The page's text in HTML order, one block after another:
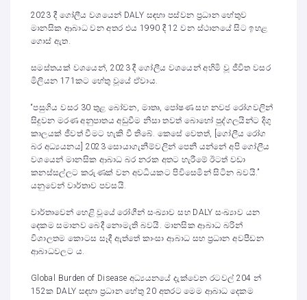
2023 දී ගෝලීය වශයෙන් DALY සඳහා පස්වන ප්‍රධාන හේතුව
මානසික ආබාධ වන අතර එය 1990 දී 12 වන ස්ථානයේ සිට ඉහළ
ගොස් ඇත.
සමස්තයක් වශයෙන්, 2023 දී ගෝලීය වශයෙන් අහිමි වූ ජීවිත වසර
මිලියන 171කට හේතු වූයේ ඒවාය.
“පසුගිය වසර 30 තුළ බෝවන, මාතෘ, පෝෂණ සහ නවජ රෝගවලින්
සිදුවන මරණ අනුපාතය අඩුවීම නිසා තවත් බොහෝ පුද්ගලයින්ට දිගු
කාලයක් ජීවත් වීමට හැකි වී තිබේ. කෙසේ වෙතත්, [ගෝලීය රෝග
බර අධ්‍යයනය] 2023 සොයාගැනීම්වලින් පෙනී යන්නේ අපි ගෝලීය
වශයෙන් මානසික ආබාධ බර නරක අතට හැරීමේ ඊටත් වඩා
කනස්සල්ලට කරුණක් වන අවධියකට පිවිසෙමින් සිටින බවයි.”
යනුවෙන් වාර්තාව පවසයි.
වාර්තාවෙන් හෙළි වූයේ රෝගීන් සංඛ්‍යාව සහ DALY සංඛ්‍යාව යන
දෙකම සමානව බෙදී නොමැති බවයි. මානසික ආබාධ බරින්
විශාලතම කොටස සෑදී ඇත්තේ කාංසා ආබාධ සහ ප්‍රධාන අවපීඩන
ආබාධවලට ය.
Global Burden of Disease අධ්‍යයනයේ දැක්වෙන රටවල් 204 න්
152ක DALY සඳහා ප්‍රධාන හේතු 20 අතරට මෙම ආබාධ දෙකම